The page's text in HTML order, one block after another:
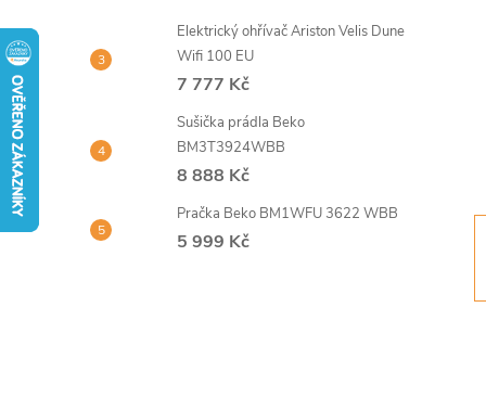
t
r
a
n
Elektrický ohřívač Ariston Velis Dune
Wifi 100 EU
7 777 Kč
Sušička prádla Beko
BM3T3924WBB
8 888 Kč
Pračka Beko BM1WFU 3622 WBB
5 999 Kč